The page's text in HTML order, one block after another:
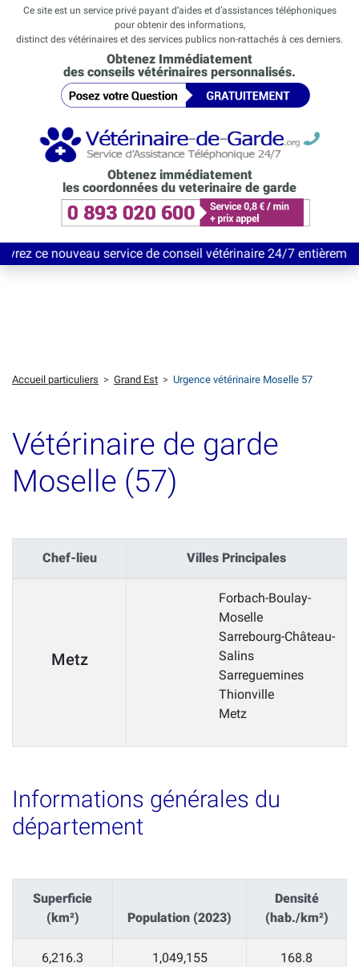
Ce site est un service privé payant d’aides et d’assistances téléphoniques
pour obtenir des informations,
distinct des vétérinaires et des services publics non-rattachés à ces derniers.
Obtenez Immédiatement
des conseils vétérinaires personnalisés.
Obtenez immédiatement
les coordonnées du veterinaire de garde
service de conseil vétérinaire 24/7 entièrement Gratuit
Accueil particuliers > Grand Est > Urgence vétérinaire Moselle 57
Vétérinaire de garde
Moselle (57)
Chef-lieu Villes Principales
Metz
Forbach-Boulay-
Moselle
Sarrebourg-Château-
Salins
Sarreguemines
Thionville
Metz
Informations générales du
département
Superficie
(km²)
Population (2023)
Densité
(hab./km²)
6,216.3 1,049,155 168.8